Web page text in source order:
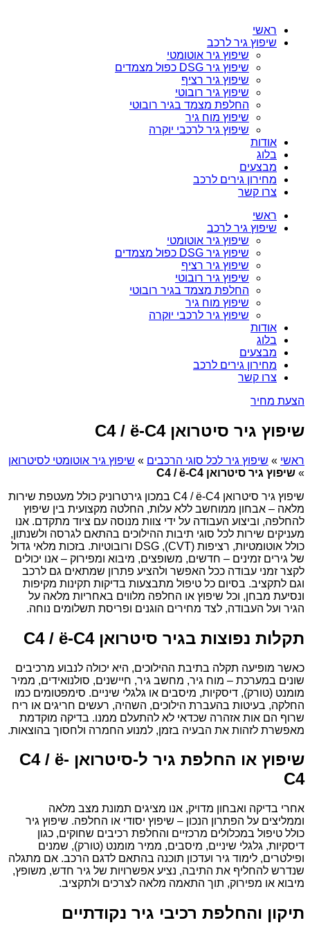
ראשי
שיפוץ גיר לרכב
שיפוץ גיר אוטומטי
שיפוץ גיר DSG כפול מצמדים
שיפוץ גיר רציף
שיפוץ גיר רובוטי
החלפת מצמד בגיר רובוטי
שיפוץ מוח גיר
שיפוץ גיר לרכבי יוקרה
אודות
בלוג
מבצעים
מחירון גירים לרכב
צרו קשר
ראשי
שיפוץ גיר לרכב
שיפוץ גיר אוטומטי
שיפוץ גיר DSG כפול מצמדים
שיפוץ גיר רציף
שיפוץ גיר רובוטי
החלפת מצמד בגיר רובוטי
שיפוץ מוח גיר
שיפוץ גיר לרכבי יוקרה
אודות
בלוג
מבצעים
מחירון גירים לרכב
צרו קשר
הצעת מחיר
שיפוץ גיר סיטרואן C4 / ë-C4
ראשי » שיפוץ גיר לכל סוגי הרכבים » שיפוץ גיר אוטומטי לסיטרואן
» שיפוץ גיר סיטרואן C4 / ë-C4
שיפוץ גיר סיטרואן C4 / ë-C4 במכון גירטרוניק כולל מעטפת שירות
מלאה – אבחון ממוחשב ללא עלות, החלטה מקצועית בין שיפוץ
להחלפה, וביצוע העבודה על ידי צוות מנוסה עם ציוד מתקדם. אנו
מעניקים שירות לכל סוגי תיבות ההילוכים בהתאם לגרסה ולשנתון,
כולל אוטומטיות, רציפות (CVT), DSG ורובוטיות. בזכות מלאי גדול
של גירים זמינים – חדשים, משופצים, מיבוא ומפירוק – אנו יכולים
לקצר זמני עבודה ככל האפשר ולהציע פתרון שמתאים גם לרכב
וגם לתקציב. בסיום כל טיפול מתבצעות בדיקות תקינות מקיפות
ונסיעת מבחן, וכל שיפוץ או החלפה מלווים באחריות מלאה על
הגיר ועל העבודה, לצד מחירים הוגנים ופריסת תשלומים נוחה.
תקלות נפוצות בגיר סיטרואן C4 / ë-C4
כאשר מופיעה תקלה בתיבת ההילוכים, היא יכולה לנבוע מרכיבים
שונים במערכת – מוח גיר, מחשב גיר, חיישנים, סולנואידים, ממיר
מומנט (טורק), דיסקיות, מיסבים או גלגלי שיניים. סימפטומים כמו
החלקה, בעיטות בהעברת הילוכים, השהיה, רעשים חריגים או ריח
שרוף הם אות אזהרה שכדאי לא להתעלם ממנו. בדיקה מוקדמת
מאפשרת לזהות את הבעיה בזמן, למנוע החמרה ולחסוך בהוצאות.
שיפוץ או החלפת גיר ל-סיטרואן C4 / ë-
C4
אחרי בדיקה ואבחון מדויק, אנו מציגים תמונת מצב מלאה
וממליצים על הפתרון הנכון – שיפוץ יסודי או החלפה. שיפוץ גיר
כולל טיפול במכלולים מרכזיים והחלפת רכיבים שחוקים, כגון
דיסקיות, גלגלי שיניים, מיסבים, ממיר מומנט (טורק), שמנים
ופילטרים, לימוד גיר ועדכון תוכנה בהתאם לדגם הרכב. אם מתגלה
שנדרש להחליף את התיבה, נציע אפשרויות של גיר חדש, משופץ,
מיבוא או מפירוק, תוך התאמה מלאה לצרכים ולתקציב.
תיקון והחלפת רכיבי גיר נקודתיים